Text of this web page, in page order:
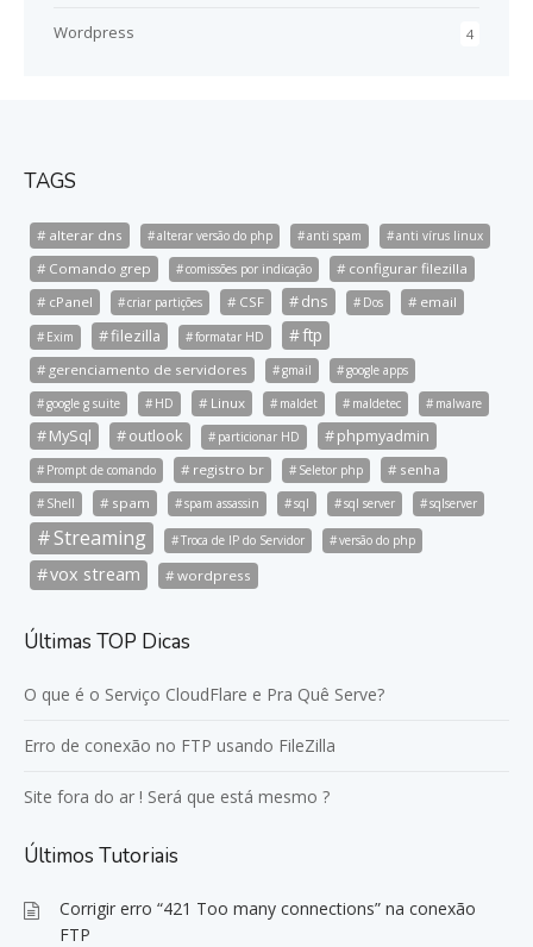
4
Wordpress
TAGS
alterar dns alterar versão do php anti spam anti vírus linux
Comando grep comissões por indicação
configurar filezilla
cPanel
criar partições CSF dns Dos email
Exim filezilla formatar HD ftp
gerenciamento de servidores gmail
google apps
google g suite
HD Linux maldet maldetec malware
MySql outlook particionar HD phpmyadmin
Prompt de comando registro br Seletor php senha
Shell spam spam assassin sql sql server sqlserver
Streaming Troca de IP do Servidor versão do php
vox stream wordpress
Últimas TOP Dicas
O que é o Serviço CloudFlare e Pra Quê Serve?
Erro de conexão no FTP usando FileZilla
Site fora do ar ! Será que está mesmo ?
Últimos Tutoriais
Corrigir erro “421 Too many connections” na conexão
FTP